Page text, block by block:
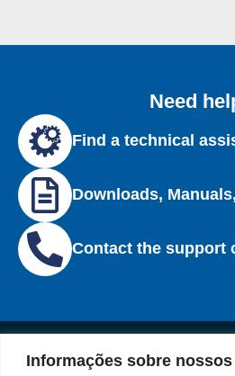
Informações sobre
Need
Find a technical
Downloads,
Contact the support